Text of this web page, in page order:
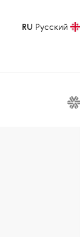
RU Русский